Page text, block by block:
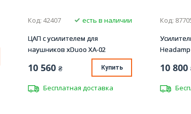
Код: 42407
есть в наличии
ЦАП с усилителем для
наушников xDuoo XA-02
10 560 ₴ Купить
Бесплатная доставка
Код:
Headamp
10 800